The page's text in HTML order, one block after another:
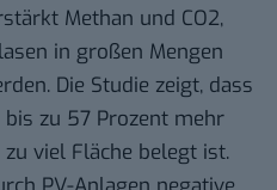
Methan und CO2,
in großen Mengen
Die Studie zeigt, dass
zu 57 Prozent mehr
viel Fläche belegt ist.